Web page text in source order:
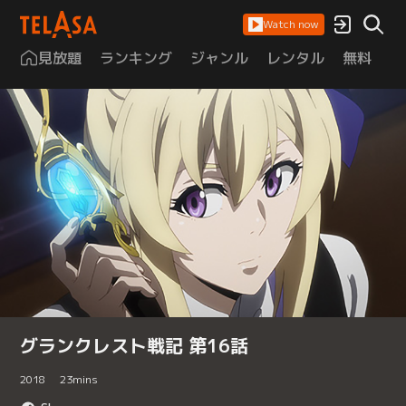
Watch now
見放題 ランキング ジャンル レンタル 無料
グランクレスト戦記 第16話
2018 23mins